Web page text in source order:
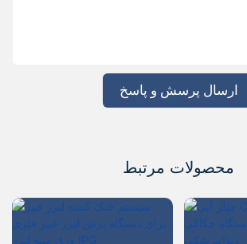
ارسال پرسش و پاسخ
محصولات مرتبط